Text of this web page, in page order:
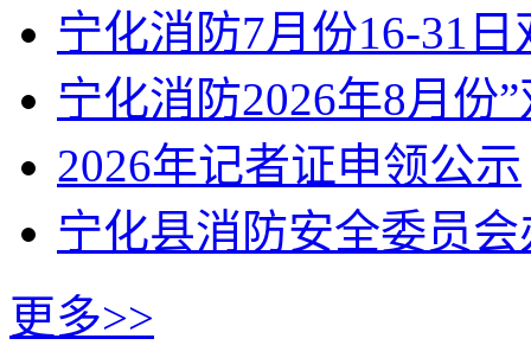
宁化消防7月份16-31
宁化消防2026年8月份
2026年记者证申领公示
宁化县消防安全委员
更多>>